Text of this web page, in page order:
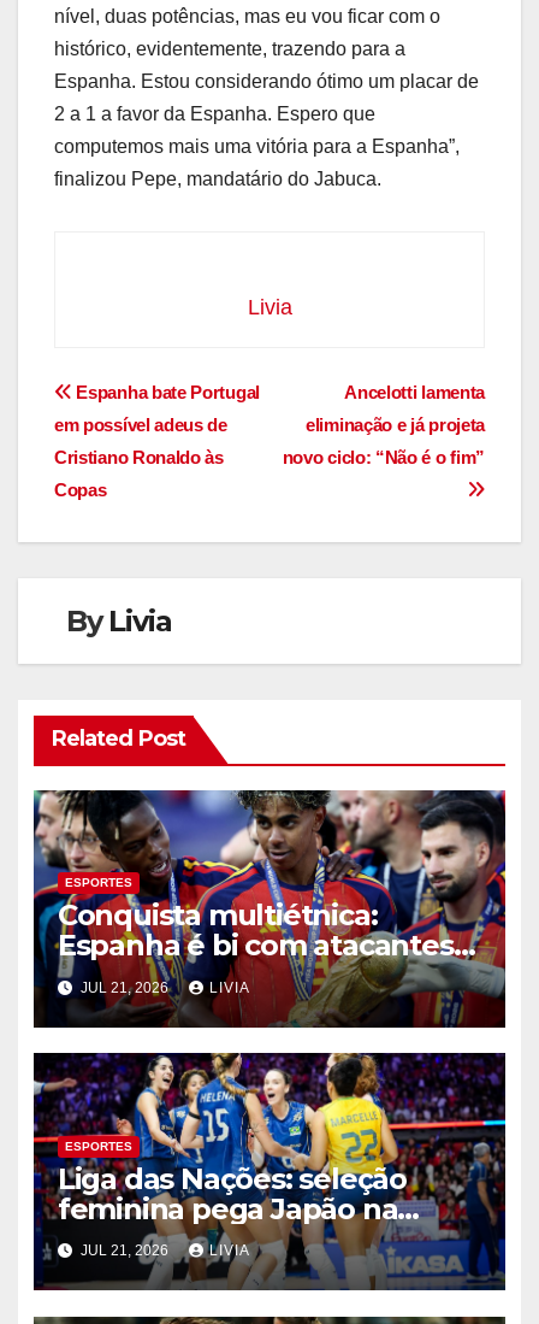
nível, duas potências, mas eu vou ficar com o
histórico, evidentemente, trazendo para a
Espanha. Estou considerando ótimo um placar de
2 a 1 a favor da Espanha. Espero que
computemos mais uma vitória para a Espanha”,
finalizou Pepe, mandatário do Jabuca.
Livia
Navegação
de
Post
Ancelotti lamenta
eliminação e já projeta
novo ciclo: “Não é o fim”
Espanha bate Portugal
em possível adeus de
Cristiano Ronaldo às
Copas
ByLivia
Related Post
ESPORTES
Conquista multiétnica:
Espanha é bi com atacantes
filhos de imigrantes
JUL 21, 2026 LIVIA
ESPORTES
Liga das Nações: seleção
feminina pega Japão na
quarta em 1º mata-mata
JUL 21, 2026 LIVIA